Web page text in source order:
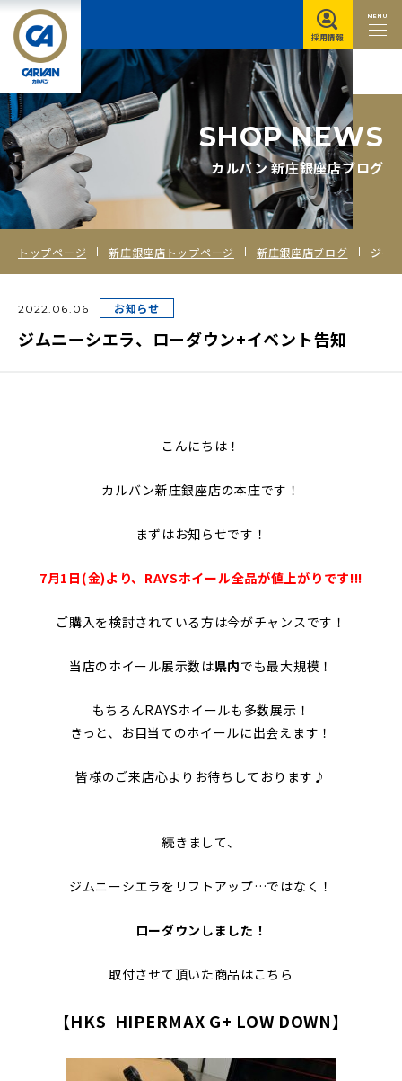
MENU
採用情報
SHOP NEWS
カルバン 新庄銀座店ブログ
トップページ 新庄銀座店トップページ 新庄銀座店ブログ ジムニーシエラ、ローダウン+イベント告知
2022.06.06 お知らせ
ジムニーシエラ、ローダウン+イベント告知
こんにちは！
カルバン新庄銀座店の本庄です！
まずはお知らせです！
7月1日(金)より、RAYSホイール全品が値上がりです!!!
ご購入を検討されている方は今がチャンスです！
当店のホイール展示数は県内でも最大規模！
もちろんRAYSホイールも多数展示！
きっと、お目当てのホイールに出会えます！
皆様のご来店心よりお待ちしております♪
続きまして、
ジムニーシエラをリフトアップ…ではなく！
ローダウンしました！
取付させて頂いた商品はこちら
【HKS HIPERMAX G+ LOW DOWN】